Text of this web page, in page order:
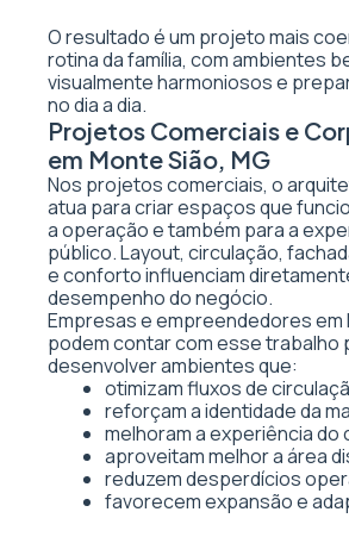
O resultado é um projeto mais
rotina da família, com ambientes
visualmente harmoniosos e
no dia a dia.
Projetos Comerciais e
em Monte Sião, MG
Nos projetos comerciais, o
atua para criar espaços que
a operação e também para a
público. Layout, circulação,
e conforto influenciam
desempenho do negócio.
Empresas e empreendedores em
podem contar com esse trabalho
desenvolver ambientes que:
otimizam fluxos de
reforçam a identidade da
melhoram a experiência do
aproveitam melhor a área
reduzem desperdícios
favorecem expansão e